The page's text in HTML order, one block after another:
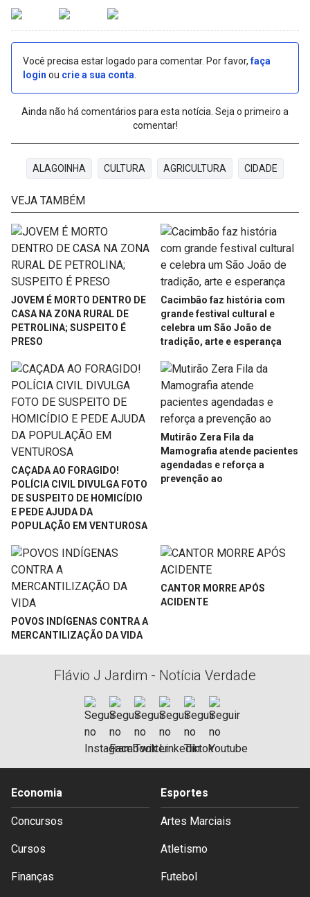
Você precisa estar logado para comentar. Por favor,faça
login ou crie a sua conta.
Ainda não há comentários para esta notícia. Seja o primeiro a
comentar!
ALAGOINHA CULTURA AGRICULTURA CIDADE
VEJA TAMBÉM
JOVEM É MORTO DENTRO DE
CASA NA ZONA RURAL DE
PETROLINA; SUSPEITO É
PRESO
Cacimbão faz história com
grande festival cultural e
celebra um São João de
tradição, arte e esperança
CAÇADA AO FORAGIDO!
POLÍCIA CIVIL DIVULGA FOTO
DE SUSPEITO DE HOMICÍDIO
E PEDE AJUDA DA
POPULAÇÃO EM VENTUROSA
Mutirão Zera Fila da
Mamografia atende pacientes
agendadas e reforça a
prevenção ao
POVOS INDÍGENAS CONTRA A
MERCANTILIZAÇÃO DA VIDA
CANTOR MORRE APÓS
ACIDENTE
Flávio J Jardim - Notícia Verdade
Economia
Concursos
Cursos
Finanças
Esportes
Artes Marciais
Atletismo
Futebol